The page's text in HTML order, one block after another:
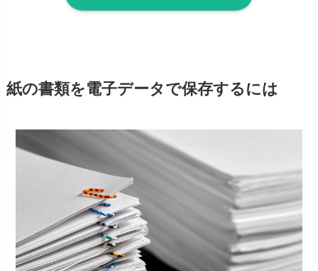
紙の書類を電子データで保存するには